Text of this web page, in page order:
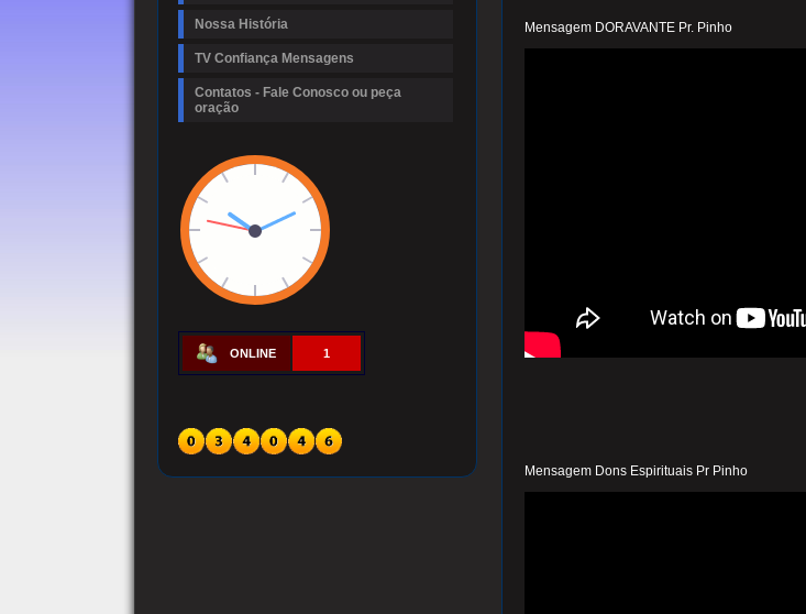
Nossa História
TV Confiança Mensagens
Contatos - Fale Conosco ou peça
oração
ONLINE 1
Mensagem DORAVANTE Pr. Pinho
Mensagem Dons Espirituais Pr Pinho